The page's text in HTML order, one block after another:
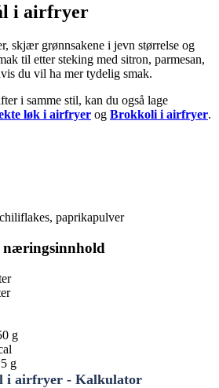
i airfryer
skjær grønnsakene i jevn størrelse og
til etter steking med sitron, parmesan,
du vil ha mer tydelig smak.
i samme stil, kan du også lage
løk i airfryer og Brokkoli i airfryer.
paprikapulver
næringsinnhold
g
g
i airfryer - Kalkulator